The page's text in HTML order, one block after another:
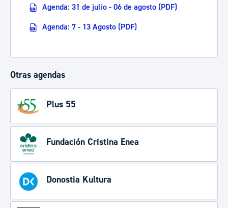
Agenda: 31 de julio - 06 de agosto (PDF)
Agenda: 7 - 13 Agosto (PDF)
Otras agendas
Plus 55
Fundación Cristina Enea
Donostia Kultura